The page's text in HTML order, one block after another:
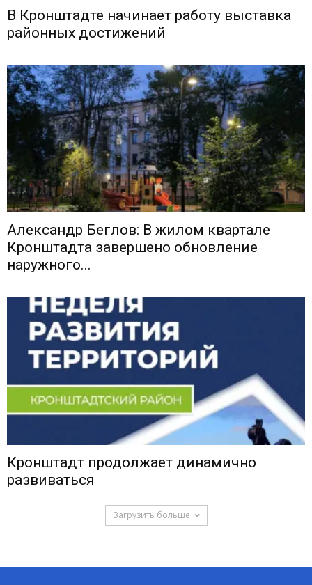
В Кронштадте начинает работу выставка
районных достижений
Александр Беглов: В жилом квартале
Кронштадта завершено обновление
наружного...
Кронштадт продолжает динамично
развиваться
Загрузить больше